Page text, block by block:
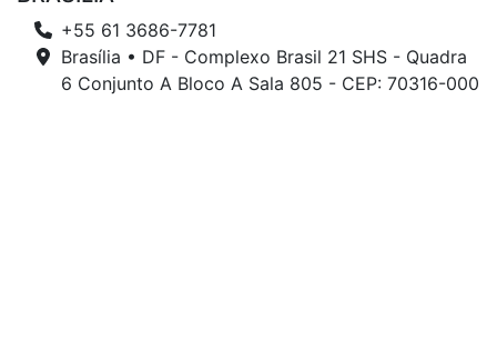
+55 61 3686-7781
Brasília • DF - Complexo Brasil 21 SHS - Quadra
6 Conjunto A Bloco A Sala 805 - CEP: 70316-000